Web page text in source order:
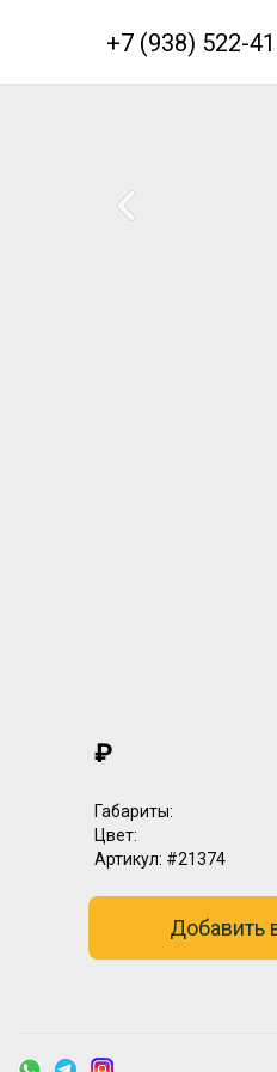
+7 (938) 522-
₽
Габариты:
Цвет:
Артикул: #21374
Добавить